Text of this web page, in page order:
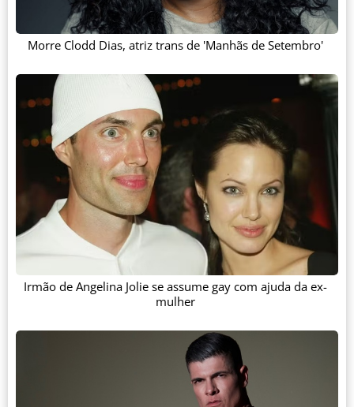
Morre Clodd Dias, atriz trans de 'Manhãs de Setembro'
Irmão de Angelina Jolie se assume gay com ajuda da ex-
mulher